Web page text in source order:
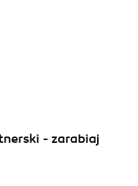
- zarabiaj